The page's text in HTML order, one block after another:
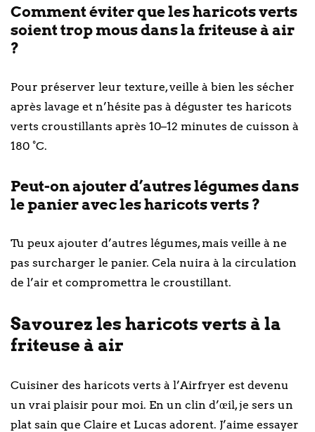
Comment éviter que les haricots verts
soient trop mous dans la friteuse à air
?
Pour préserver leur texture, veille à bien les sécher
après lavage et n’hésite pas à déguster tes haricots
verts croustillants après 10–12 minutes de cuisson à
180 °C.
Peut-on ajouter d’autres légumes dans
le panier avec les haricots verts ?
Tu peux ajouter d’autres légumes, mais veille à ne
pas surcharger le panier. Cela nuira à la circulation
de l’air et compromettra le croustillant.
Savourez les haricots verts à la
friteuse à air
Cuisiner des haricots verts à l’Airfryer est devenu
un vrai plaisir pour moi. En un clin d’œil, je sers un
plat sain que Claire et Lucas adorent. J’aime essayer